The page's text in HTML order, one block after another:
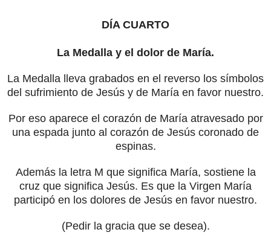
DÍA CUARTO
La Medalla y el dolor de María.
La Medalla lleva grabados en el reverso los símbolos
del sufrimiento de Jesús y de María en favor nuestro.
Por eso aparece el corazón de María atravesado por
una espada junto al corazón de Jesús coronado de
espinas.
Además la letra M que significa María, sostiene la
cruz que significa Jesús. Es que la Virgen María
participó en los dolores de Jesús en favor nuestro.
(Pedir la gracia que se desea).